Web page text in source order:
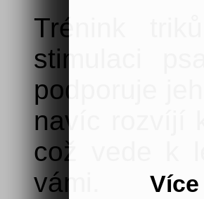
Trénink
stimulaci
podporuje
navíc rozvíjí
což vede k
vámi.